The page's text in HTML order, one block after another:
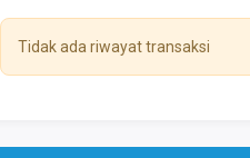
Tidak ada riwayat transaksi